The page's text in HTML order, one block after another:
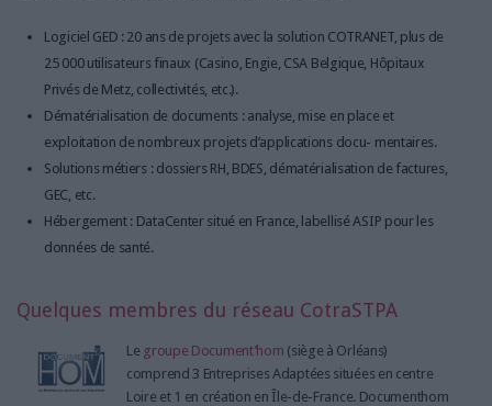
Logiciel GED : 20 ans de projets avec la solution COTRANET, plus de
25 000 utilisateurs finaux (Casino, Engie, CSA Belgique, Hôpitaux
Privés de Metz, collectivités, etc.).
Dématérialisation de documents : analyse, mise en place et
exploitation de nombreux projets d’applications docu- mentaires.
Solutions métiers : dossiers RH, BDES, dématérialisation de factures,
GEC, etc.
Hébergement : DataCenter situé en France, labellisé ASIP pour les
données de santé.
Quelques membres du réseau CotraSTPA
Le groupe Document’hom (siège à Orléans)
comprend 3 Entreprises Adaptées situées en centre
Loire et 1 en création en Île-de-France. Documenthom